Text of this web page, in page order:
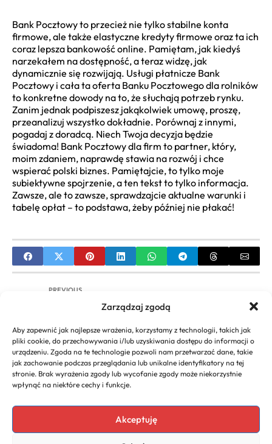
Zarządzaj zgodą
Aby zapewnić jak najlepsze wrażenia, korzystamy z technologii, takich jak
pliki cookie, do przechowywania i/lub uzyskiwania dostępu do informacji o
urządzeniu. Zgoda na te technologie pozwoli nam przetwarzać dane, takie
jak zachowanie podczas przeglądania lub unikalne identyfikatory na tej
stronie. Brak wyrażenia zgody lub wycofanie zgody może niekorzystnie
wpłynąć na niektóre cechy i funkcje.
Akceptuję
Bank Pocztowy to przecież nie tylko stabilne konta
firmowe, ale także elastyczne kredyty firmowe oraz ta ich
coraz lepsza bankowość online. Pamiętam, jak kiedyś
narzekałem na dostępność, a teraz widzę, jak
dynamicznie się rozwijają. Usługi płatnicze Bank
Pocztowy i cała ta oferta Banku Pocztowego dla rolników
to konkretne dowody na to, że słuchają potrzeb rynku.
Zanim jednak podpiszesz jakąkolwiek umowę, proszę,
przeanalizuj wszystko dokładnie. Porównaj z innymi,
pogadaj z doradcą. Niech Twoja decyzja będzie
świadoma! Bank Pocztowy dla firm to partner, który,
moim zdaniem, naprawdę stawia na rozwój i chce
wspierać polski biznes. Pamiętajcie, to tylko moje
subiektywne spojrzenie, a ten tekst to tylko informacja.
Zawsze, ale to zawsze, sprawdzajcie aktualne warunki i
tabelę opłat – to podstawa, żeby później nie płakać!
PREVIOUS
Szkoła Biznesu Lublin: Przewodnik po Studiach,
NEXT
T-Mobile kontakt dla firm: Pełny przewodnik i
wszystkie kanały
Copyright 2026. All rights